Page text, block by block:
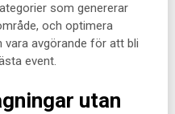
som genererar
och optimera
vara avgörande för att bli
event.
utan